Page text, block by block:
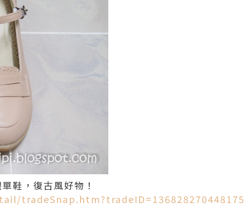
鞋，復古風好物！
tradeSnap.htm?tradeID=136828270448175